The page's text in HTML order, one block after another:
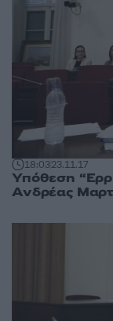
18:0323.11.17
Υπόθεση
Ανδρέας